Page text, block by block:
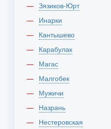
Зязиков-Юрт
Инарки
Кантышево
Карабулак
Магас
Малгобек
Мужичи
Назрань
Нестеровская